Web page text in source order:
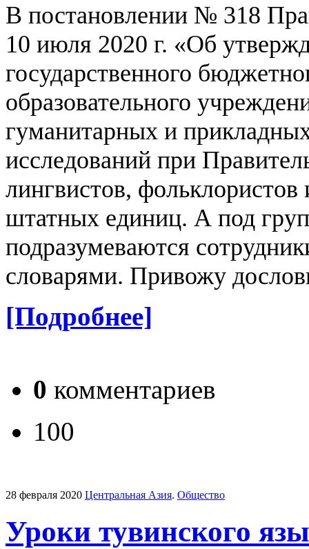
В постановлении № 318
10 июля 2020 г. «Об
государственного
образовательного
гуманитарных и
исследований при
лингвистов, фольклористов
штатных единиц. А под
подразумеваются
словарями. Привожу
[Подробнее]
0 комментариев
100
28 февраля 2020 Центральная Азия. Общество
Уроки тувинского